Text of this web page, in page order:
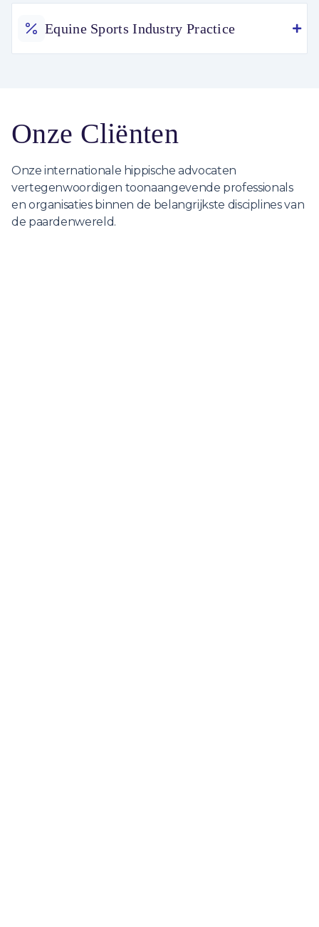
Equine Sports Industry Practice
Onze Cliënten
Onze internationale hippische advocaten
vertegenwoordigen toonaangevende professionals
en organisaties binnen de belangrijkste disciplines van
de paardenwereld.